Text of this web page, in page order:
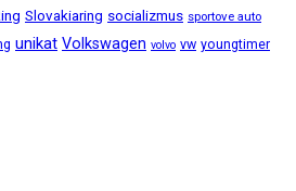
Slovakiaring socializmus sportove auto
unikat Volkswagen volvo vw youngtimer